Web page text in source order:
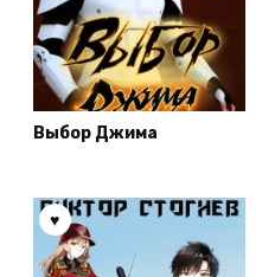
Выбор Джима